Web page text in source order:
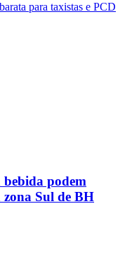
para taxistas e PCD
podem
Sul de BH